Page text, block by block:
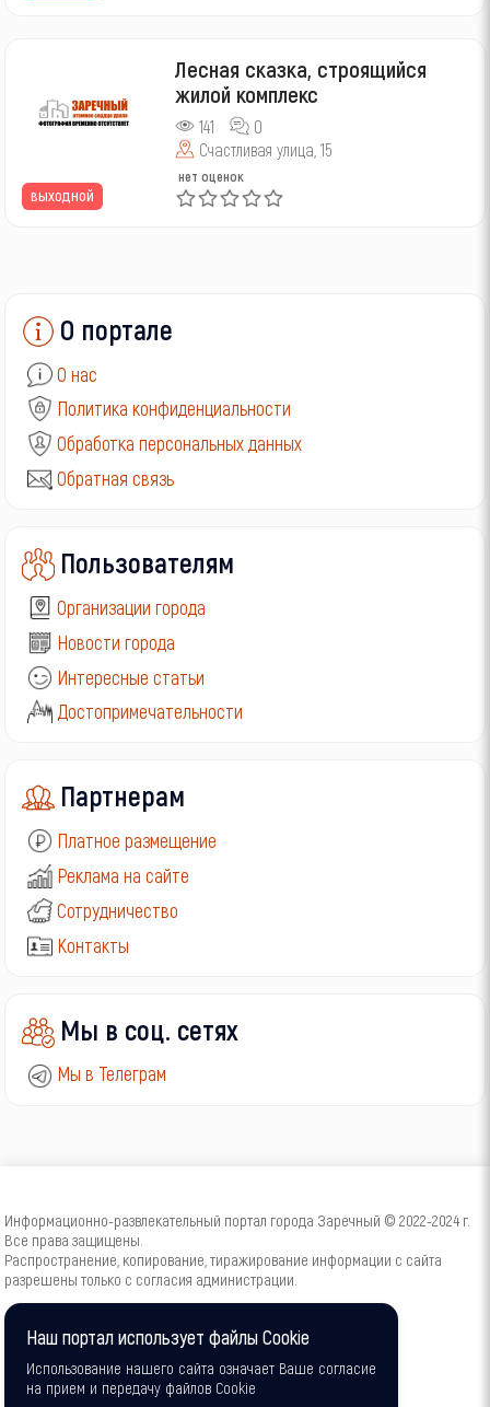
выходной
Лесная сказка, строящийся
жилой комплекс
141
0
Счастливая улица, 15
нет оценок
О портале
О нас
Политика конфиденциальности
Обработка персональных данных
Обратная связь
Пользователям
Организации города
Новости города
Интересные статьи
Достопримечательности
Партнерам
Платное размещение
Реклама на сайте
Сотрудничество
Контакты
Мы в соц. сетях
Мы в Телеграм
Информационно-развлекательный портал города Заречный © 2022-2024 г.
Все права защищены.
Распространение, копирование, тиражирование информации с сайта
разрешены только с согласия администрации.
16+Наш портал использует файлы Cookie
Использование нашего сайта означает Ваше согласие
на прием и передачу файлов Cookie